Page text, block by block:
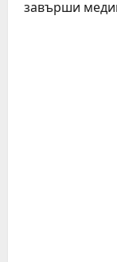
завърши